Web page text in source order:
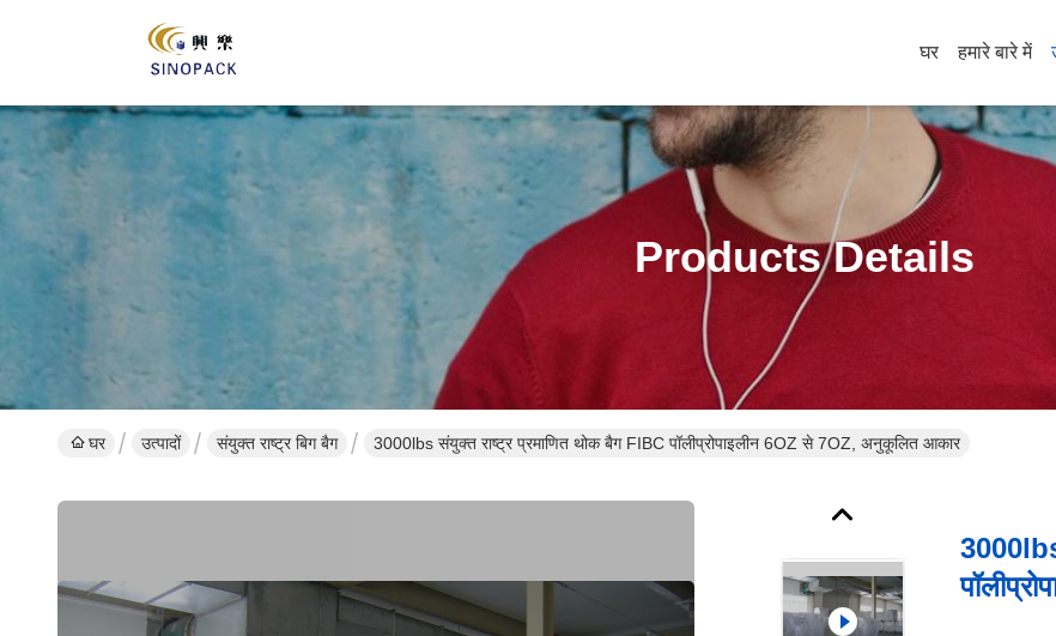
घर हमारे बारे में
Products Details
घर उत्पादों संयुक्त राष्ट्र बिग बैग 3000lbs संयुक्त राष्ट्र प्रमाणित थोक बैग FIBC पॉलीप्रोपाइलीन 6OZ से 7OZ, अनुकूलित आकार